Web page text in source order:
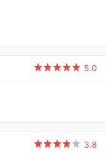
5.0

3.8
